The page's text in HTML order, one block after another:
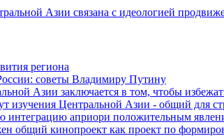
Азии связана с идеологией
региона
советы Владимиру Путину
Азии заключается в том, чтобы
Центральной Азии - общий для
интеграцию априори положительным
общий кинопроект как проект по